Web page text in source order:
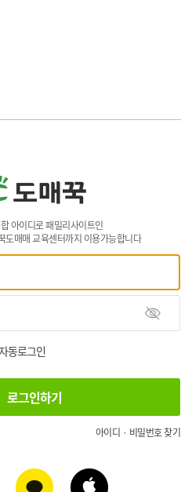
아이디로 패밀리사이트인
도매매 교육센터까지 이용가능합니다
동로그인
아이디 · 비밀번호 찾기